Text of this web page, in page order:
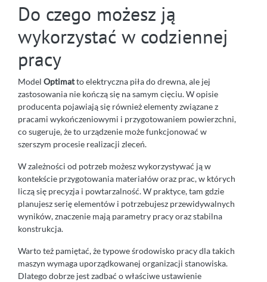
Do czego możesz ją
wykorzystać w codziennej
pracy
Model Optimatto elektryczna piła do drewna, ale jej
zastosowania nie kończą się na samym cięciu. W opisie
producenta pojawiają się również elementy związane z
pracami wykończeniowymi i przygotowaniem powierzchni,
co sugeruje, że to urządzenie może funkcjonować w
szerszym procesie realizacji zleceń.
W zależności od potrzeb możesz wykorzystywać ją w
kontekście przygotowania materiałów oraz prac, w których
liczą się precyzja i powtarzalność. W praktyce, tam gdzie
planujesz serię elementów i potrzebujesz przewidywalnych
wyników, znaczenie mają parametry pracy oraz stabilna
konstrukcja.
Warto też pamiętać, że typowe środowisko pracy dla takich
maszyn wymaga uporządkowanej organizacji stanowiska.
Dlatego dobrze jest zadbać o właściwe ustawienie